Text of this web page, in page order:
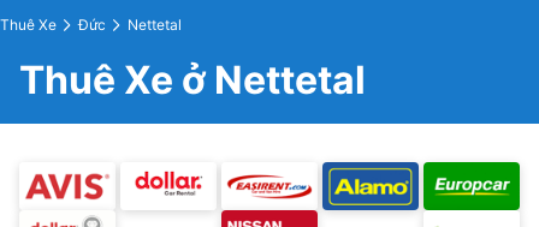
Thuê Xe Đức Nettetal
Thuê Xe ở Nettetal